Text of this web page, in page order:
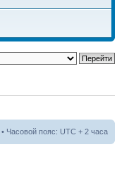
• Часовой пояс: UTC + 2 часа